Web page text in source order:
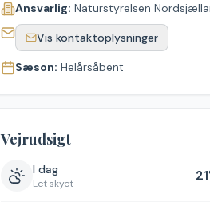
Ansvarlig: Naturstyrelsen
Vis kontaktoplysninger
Sæson: Helårsåbent
Vejrudsigt
I dag
Let skyet 21